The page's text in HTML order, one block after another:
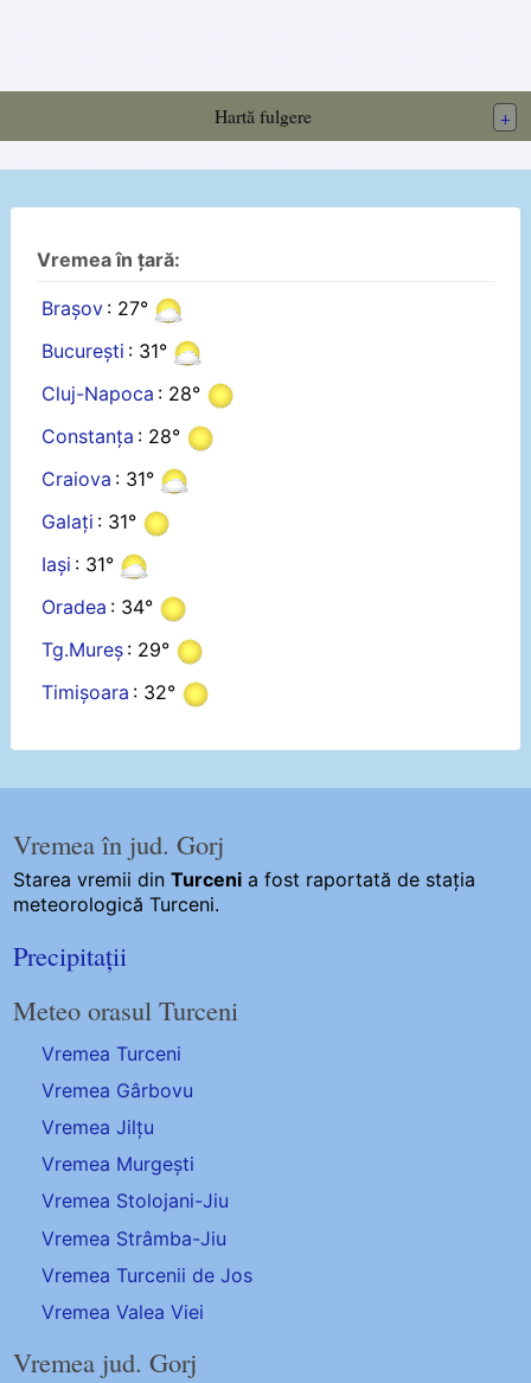
Hartă fulgere +
Vremea în țară:
Brașov : 27°
București : 31°
Cluj-Napoca : 28°
Constanța : 28°
Craiova : 31°
Galați : 31°
Iași : 31°
Oradea : 34°
Tg.Mureș : 29°
Timișoara : 32°
Vremea în jud. Gorj
Starea vremii dinTurceni a fost raportată de stația
meteorologică Turceni.
Precipitații
Meteo orasul Turceni
Vremea Turceni
Vremea Gârbovu
Vremea Jilțu
Vremea Murgești
Vremea Stolojani-Jiu
Vremea Strâmba-Jiu
Vremea Turcenii de Jos
Vremea Valea Viei
Vremea jud. Gorj